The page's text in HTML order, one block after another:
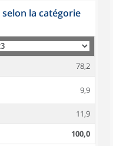
selon la catégorie
78,2
9,9
11,9
100,0